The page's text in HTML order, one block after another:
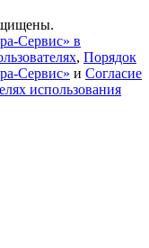
Сервис» в
, Порядок
Сервис» и Согласие
использования